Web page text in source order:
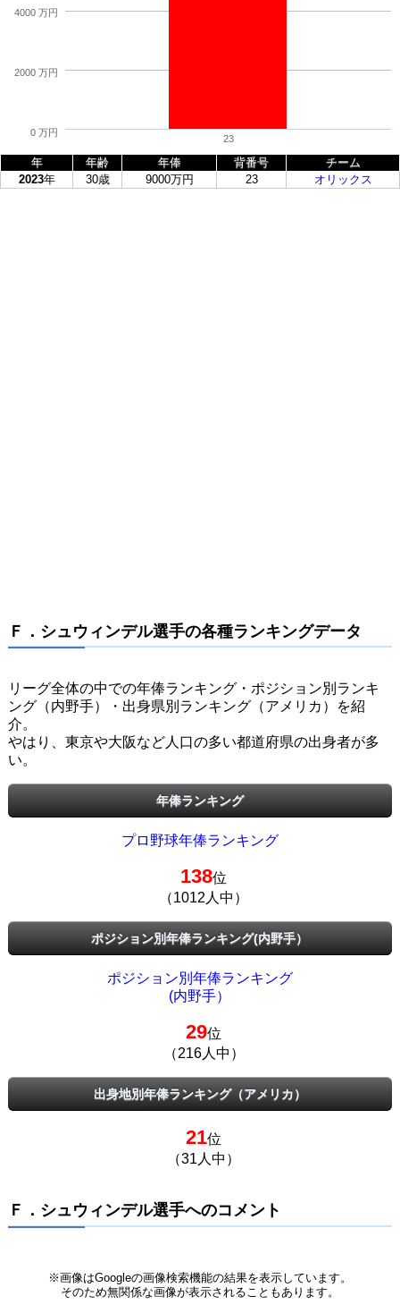
23
0 万円
2000 万円
4000 万円
年 年齢 年俸 背番号
チーム
2023年 30歳 9000万円 23 オリックス
Ｆ．シュウィンデル選手の各種ランキングデータ
リーグ全体の中での年俸ランキング・ポジション別ランキ
ング（内野手）・出身県別ランキング（アメリカ）を紹
介。
やはり、東京や大阪など人口の多い都道府県の出身者が多
い。
年俸ランキング
プロ野球年俸ランキング
138位
（1012人中）
ポジション別年俸ランキング(内野手）
ポジション別年俸ランキング
(内野手）
29位
（216人中）
出身地別年俸ランキング（アメリカ）
21位
（31人中）
Ｆ．シュウィンデル選手へのコメント
※画像はGoogleの画像検索機能の結果を表示しています。
そのため無関係な画像が表示されることもあります。